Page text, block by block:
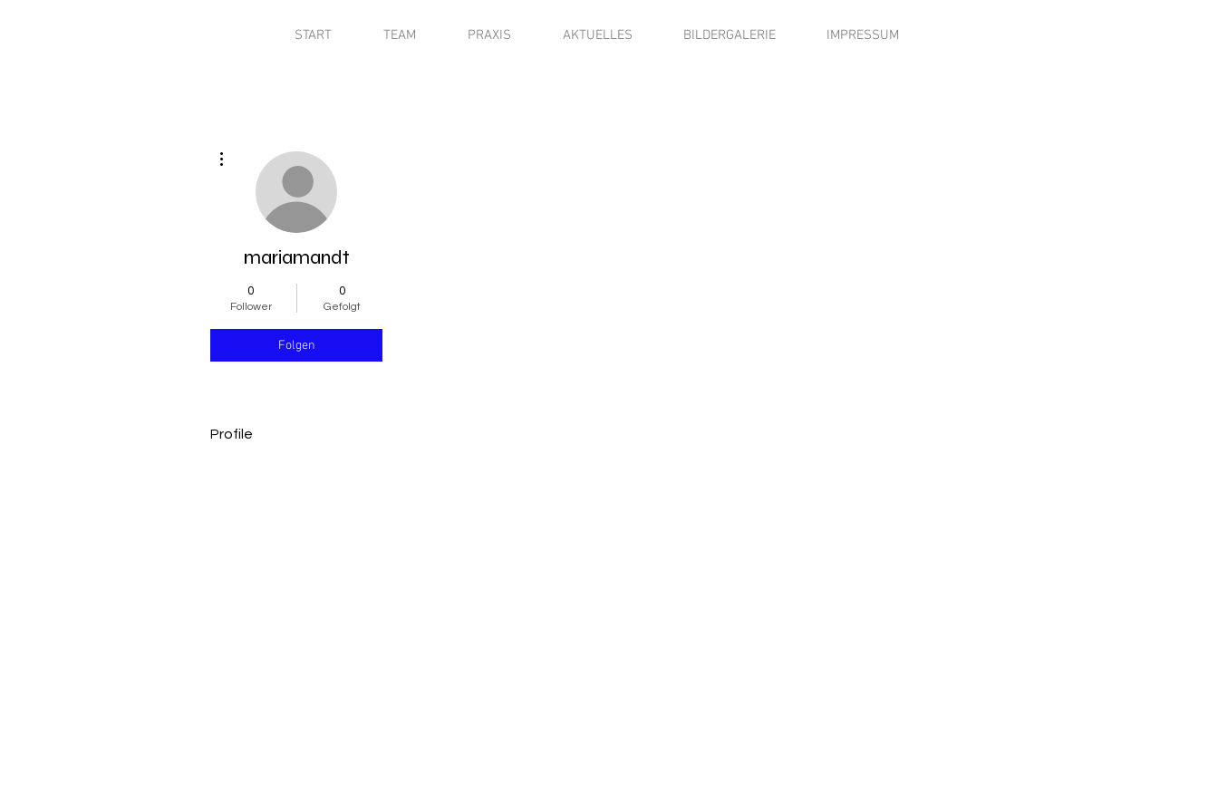
START TEAM PRAXIS AKTUELLES BILDERGALERIE IMPRESSUM
mariamandt
0
Follower
0
Gefolgt
Folgen
Profile